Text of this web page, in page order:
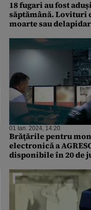
18 fugari au fost
săptămână. Lovituri
moarte sau
01 Ian. 2024, 14:20
Brăţările pentru
electronică a
disponibile în 20 de